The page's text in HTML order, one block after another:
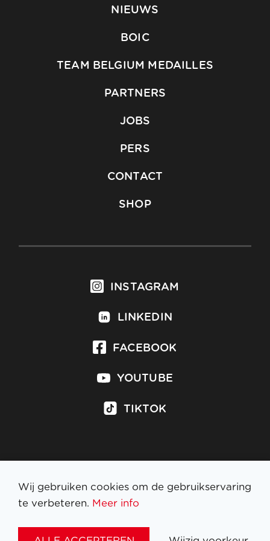
NIEUWS
BOIC
TEAM BELGIUM MEDAILLES
PARTNERS
JOBS
PERS
CONTACT
SHOP
INSTAGRAM
LINKEDIN
FACEBOOK
YOUTUBE
TIKTOK
Inschrijven op nieuwsbrief
Wij gebruiken cookies om de gebruikservaring
te verbeteren. Meer info